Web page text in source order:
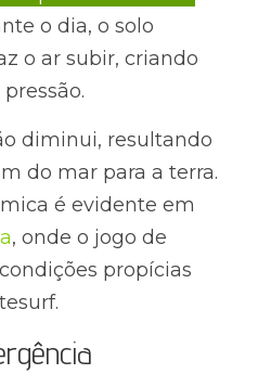
o dia, o solo
o ar subir, criando
diminui, resultando
do mar para a terra.
é evidente em
, onde o jogo de
propícias